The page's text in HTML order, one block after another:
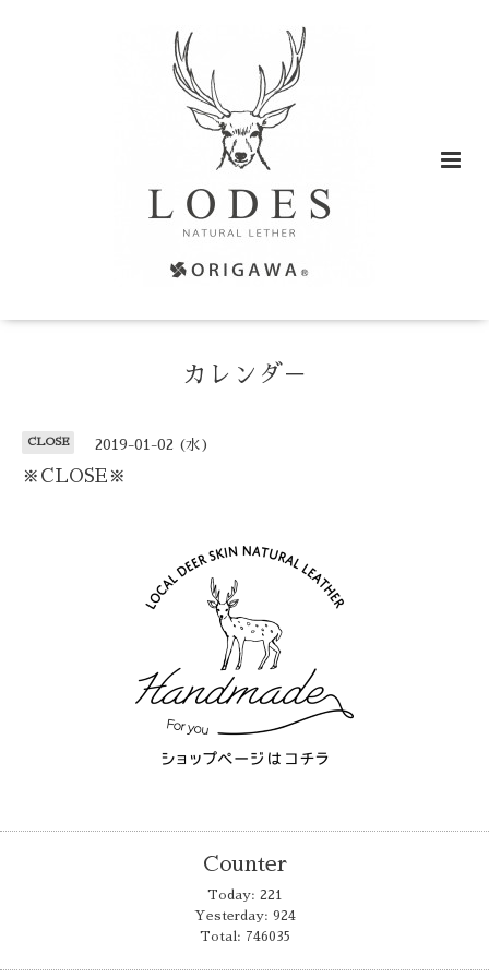
カレンダ－
CLOSE 2019-01-02 (水)
※CLOSE※
Counter
Today: 221
Yesterday: 924
Total: 746035